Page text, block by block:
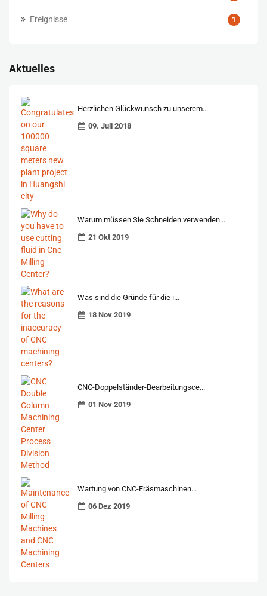
Ereignisse 1
Aktuelles
Herzlichen Glückwunsch zu unserem...
09. Juli 2018
Warum müssen Sie Schneiden verwenden...
21 Okt 2019
Was sind die Gründe für die i...
18 Nov 2019
CNC-Doppelständer-Bearbeitungsce...
01 Nov 2019
Wartung von CNC-Fräsmaschinen...
06 Dez 2019